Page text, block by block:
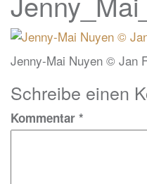
Jenny-Mai Nuyen © Jan
Schreibe einen
Kommentar *